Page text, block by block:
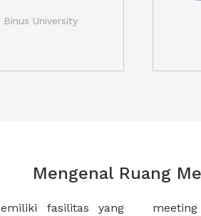
University
Mengenal Ruang
fasilitas yang
duduk sesuai